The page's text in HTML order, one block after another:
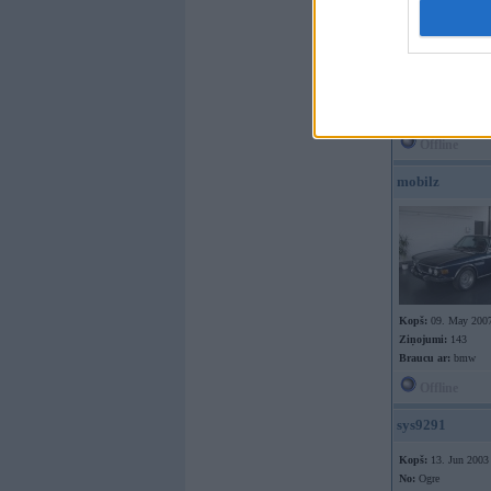
mobilz
Kopš: 09. May
Ziņojumi: 143
Braucu ar: bmw
sys9291
Kopš: 13. Jun 2003
No: Ogre